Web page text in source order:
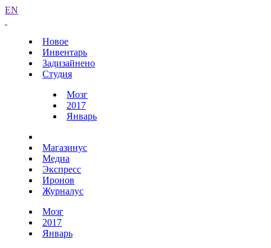
EN
Новое
Инвентарь
Задизайнено
Студия
Мозг
2017
Январь
Магазинус
Медиа
Экспресс
Иронов
Журналус
Мозг
2017
Январь